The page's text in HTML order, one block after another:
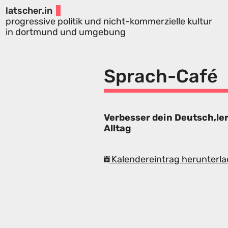
latscher.in
progressive politik und nicht-kommerzielle kultur
in dortmund und umgebung
Sprach-Café
Verbesser dein
Alltag
Kalendereintrag